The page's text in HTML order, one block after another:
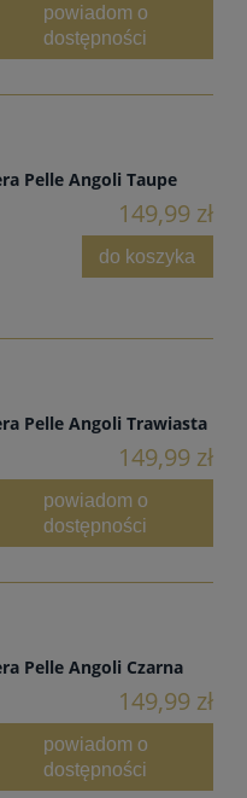
powiadom o
dostępności
Pelle Angoli Taupe
149,99 zł
do koszyka
Pelle Angoli Trawiasta
149,99 zł
powiadom o
dostępności
Pelle Angoli Czarna
149,99 zł
powiadom o
dostępności